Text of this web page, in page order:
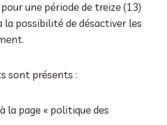
une période de treize (13)
la possibilité de désactiver les
sont présents :
la page « politique des